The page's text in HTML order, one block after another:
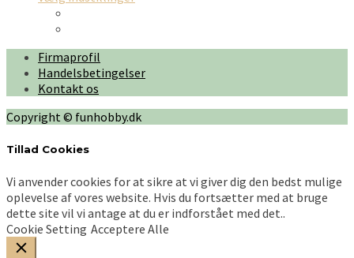
Mulighederne
vælges
på
Firmaprofil
Handelsbetingelser
Kontakt os
Copyright © funhobby.dk
Tillad Cookies
Vi anvender cookies for at sikre at vi giver dig den bedst mulige
oplevelse af vores website. Hvis du fortsætter med at bruge
dette site vil vi antage at du er indforstået med det..
Cookie Setting Acceptere Alle